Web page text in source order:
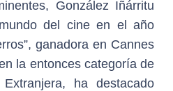
González Iñárritu
del cine en el año
ganadora en Cannes
la entonces categoría de
ha destacado